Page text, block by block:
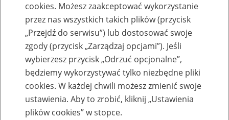
Baza zlikwidowanych lub
przekształconych zakładów pracy
Nazwa zakładu pracy:
cookies. Możesz zaakceptować wykorzystanie
przez nas wszystkich takich plików (przycisk
„Przejdź do serwisu”) lub dostosować swoje
zgody (przycisk „Zarządzaj opcjami”). Jeśli
wybierzesz przycisk „Odrzuć opcjonalne”,
będziemy wykorzystywać tylko niezbędne pliki
cookies. W każdej chwili możesz zmienić swoje
ustawienia. Aby to zrobić, kliknij „Ustawienia
plików cookies” w stopce.